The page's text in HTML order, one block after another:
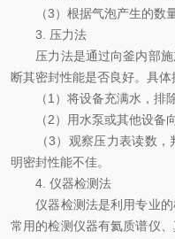
（3）根据气泡产生的数量
3. 压力法
压力法是通过向釜内部施
断其密封性能是否良好。具体
（1）将设备充满水，排除
（2）用水泵或其他设备向
（3）观察压力表读数，
明密封性能不佳。
4. 仪器检测法
仪器检测法是利用专业的
常用的检测仪器有氦质谱仪